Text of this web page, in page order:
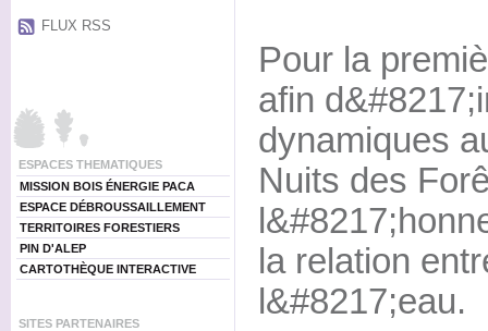
FLUX RSS
ESPACES THEMATIQUES
MISSION BOIS ÉNERGIE PACA
ESPACE DÉBROUSSAILLEMENT
TERRITOIRES FORESTIERS
PIN D'ALEP
CARTOTHÈQUE INTERACTIVE
SITES PARTENAIRES
Pour la
afin
dynamiques
Nuits des
la relation
l&#8217;eau.